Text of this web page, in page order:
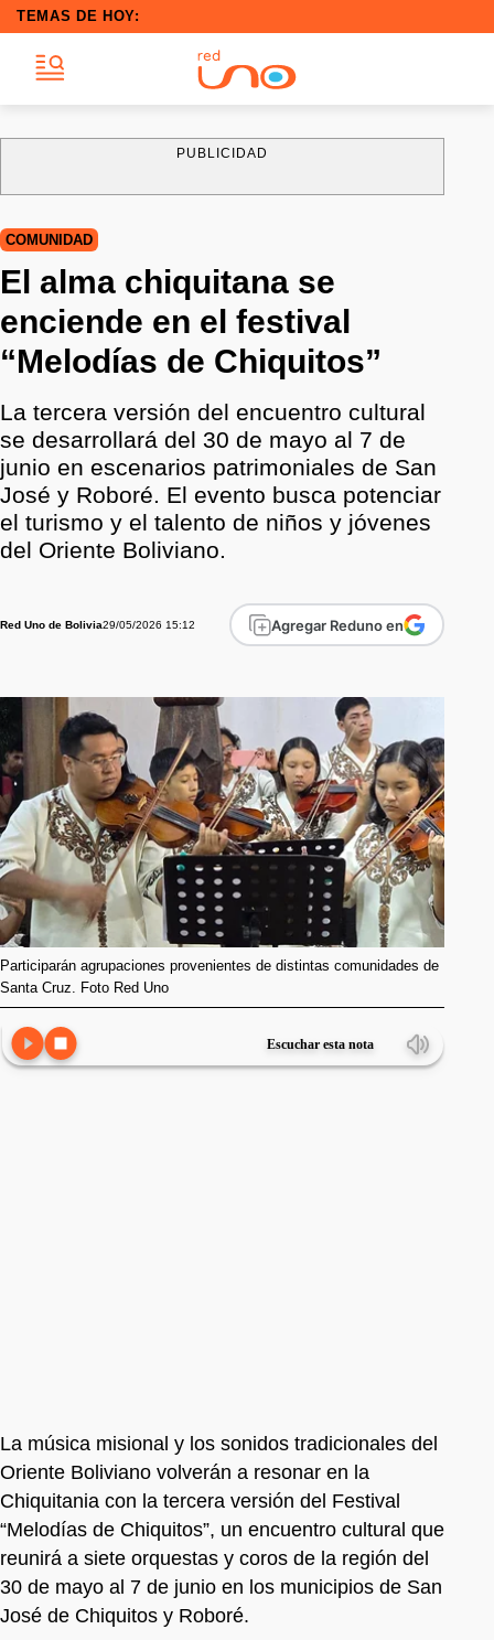
TEMAS DE HOY:
PUBLICIDAD
COMUNIDAD
El alma chiquitana se
enciende en el festival
“Melodías de Chiquitos”
La tercera versión del encuentro cultural
se desarrollará del 30 de mayo al 7 de
junio en escenarios patrimoniales de San
José y Roboré. El evento busca potenciar
el turismo y el talento de niños y jóvenes
del Oriente Boliviano.
Red Uno de Bolivia29/05/2026 15:12 Agregar Reduno en
Participarán agrupaciones provenientes de distintas comunidades de
Santa Cruz. Foto Red Uno
Escuchar esta nota
La música misional y los sonidos tradicionales del
Oriente Boliviano volverán a resonar en la
Chiquitania con la tercera versión del Festival
“Melodías de Chiquitos”, un encuentro cultural que
reunirá a siete orquestas y coros de la región del
30 de mayo al 7 de junio en los municipios de San
José de Chiquitos y Roboré.